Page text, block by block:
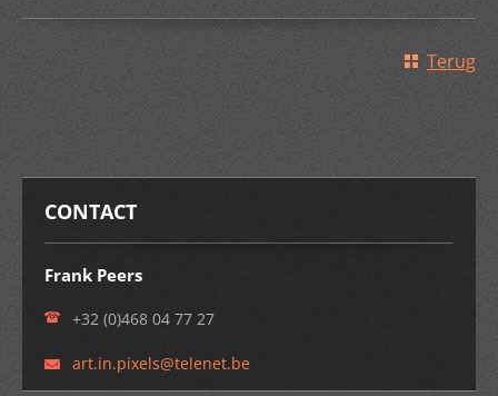
Terug
CONTACT
Frank Peers
+32 (0)468 04 77 27
art.in.pixels@telenet.be